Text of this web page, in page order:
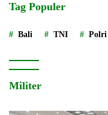
Tag Populer
Bali TNI Polri
Militer